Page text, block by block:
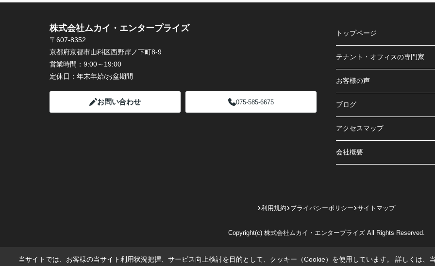
株式会社ムカイ・エンタープライズ
〒607-8352
京都府京都市山科区西野岸ノ下町8-9
営業時間： 9:00～19:00
定休日： 年末年始/お盆期間
お問い合わせ 075-585-6675
トップページ
テナント・オフィスの専門家
お客様の声
ブログ
アクセスマップ
会社概要
利用規約 プライバシーポリシー サイトマップ
Copyright(c) 株式会社ムカイ・エンタープライズ All Rights Reserved.
当サイトでは、お客様の当サイト利用状況把握、サービス向上検討を目的として、クッキー（Cookie）を使用しています。 詳しくは、